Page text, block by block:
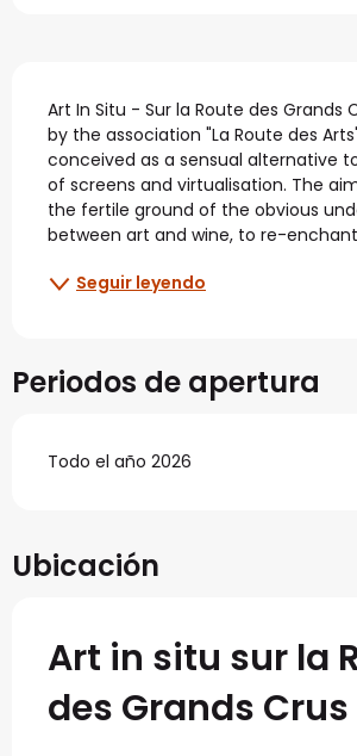
Descripción
Art In Situ - Sur la Route des Grands
by the association "La Route des
conceived as a sensual alternative
of screens and virtualisation. The
the fertile ground of the obvious
between art and wine, to re-
Seguir leyendo
Periodos de apertura
Todo el año 2026
Ubicación
Art in situ sur la
des Grands Crus